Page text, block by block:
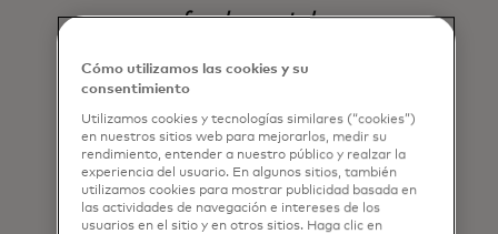
fundamental.
millones de
adultos en
todo el mundo
aún carecen de
acceso a
Cómo utilizamos las cookies y su
consentimiento
Utilizamos cookies y tecnologías similares (“cookies”)
en nuestros sitios web para mejorarlos, medir su
rendimiento, entender a nuestro público y realzar la
experiencia del usuario. En algunos sitios, también
utilizamos cookies para mostrar publicidad basada en
las actividades de navegación e intereses de los
usuarios en el sitio y en otros sitios. Haga clic en